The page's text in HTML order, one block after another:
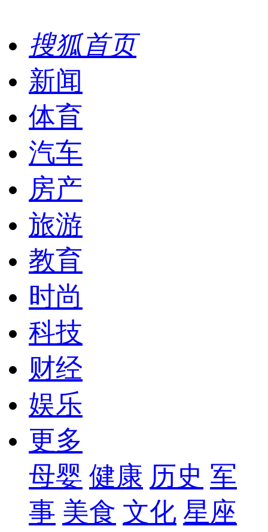
搜狐首页
新闻
体育
汽车
房产
旅游
教育
时尚
科技
财经
娱乐
更多
母婴 健康 历史 军
事 美食 文化 星座